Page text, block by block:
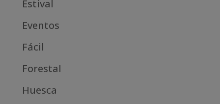
Estival
Eventos
Fácil
Forestal
Huesca